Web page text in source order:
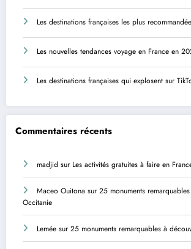
Les destinations françaises les plus
Les nouvelles tendances voyage en France en
Les destinations françaises qui explosent sur
Commentaires récents
madjid sur Les activités gratuites à faire en
Maceo Ouitona sur 25 monuments
Occitanie
Lemée sur 25 monuments remarquables à